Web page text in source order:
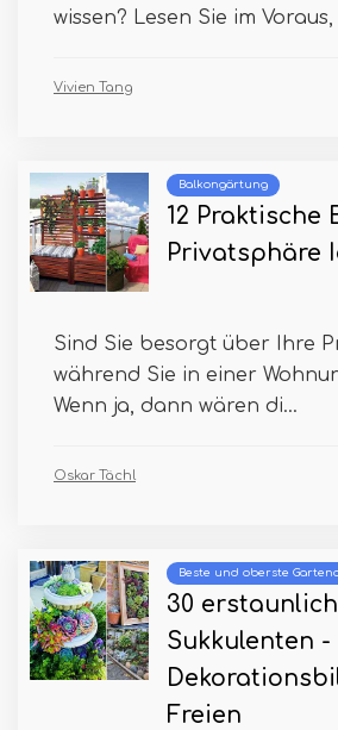
wissen? Lesen Sie im Voraus,
Vivien Tang
Balkongärtung
12 Praktische
Privatsphäre
Sind Sie besorgt über Ihre
während Sie in einer
Wenn ja, dann wären di...
Oskar Tächl
Beste und oberste
30
Sukkulenten -
Freien